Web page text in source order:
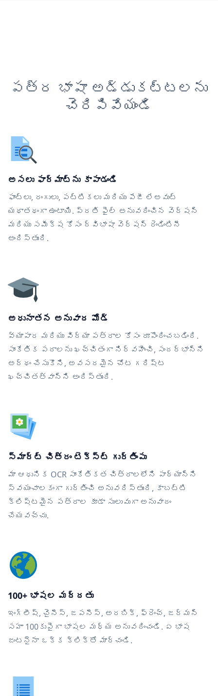
పత్ర భాషా అడ్డుకట్టలను
చెరిపివేయండి
అసలు ఫార్మాట్‌ను కాపాడండి
ఫాంట్లు, రంగులు, పట్టికలు మరియు పేజీ లేఅవుట్
యథాతథంగా ఉంటాయి. ప్రతి ఫైల్ అనువదించిన వెర్షన్
మరియు సమీక్ష కోసం ద్విభాషా వెర్షన్ రెండింటినీ
అందిస్తుంది.
అధునాతన అనువాద మోడ్
వ్యాపార మరియు విద్యా పత్రాల కోసం రూపొందించబడింది.
సాంకేతిక పదాలను ఖచ్చితంగా నిర్వహించి, సందర్భాన్ని
అర్థం చేసుకొని, అవసరమైన చోట గరిష్ట
ఖచ్చితత్వాన్ని అందిస్తుంది.
స్మార్ట్ చిత్రం టెక్స్ట్ గుర్తింపు
మా ఆధునిక OCR సాంకేతికత చిత్రాలలోని పాఠ్యాన్ని
స్వయంచాలకంగా గుర్తించి అనువదిస్తుంది, కాబట్టి
క్లిష్టమైన పత్రాల కూడా సులువుగా అనువాదం
చేయవచ్చు.
100+ భాషల మద్దతు
ఇంగ్లీష్, చైనీస్, జపనీస్, అరబిక్, ఫ్రెంచ్, జర్మన్
సహా 100కుపైగా భాషల మధ్య అనువదించండి. ఏ భాష
జంటనైనా ఒక్క క్లిక్‌తో మార్చండి.